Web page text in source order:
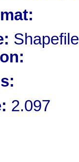
Shapefile
2.097